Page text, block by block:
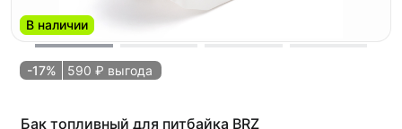
В наличии
-17% 590 ₽ выгода
Бак топливный для питбайка BRZ